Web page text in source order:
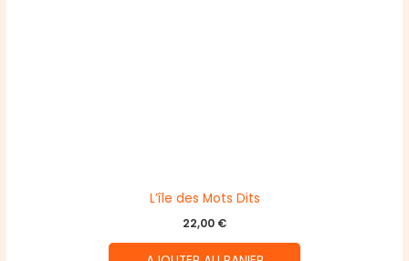
L’île des Mots Dits
22,00 €